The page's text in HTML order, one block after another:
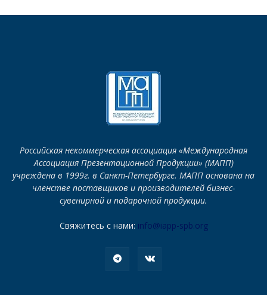
Российская некоммерческая ассоциация «Международная
Ассоциация Презентационной Продукции» (МАПП)
учреждена в 1999г. в Санкт-Петербурге. МАПП основана на
членстве поставщиков и производителей бизнес-
сувенирной и подарочной продукции.
Свяжитесь с нами: info@iapp-spb.org